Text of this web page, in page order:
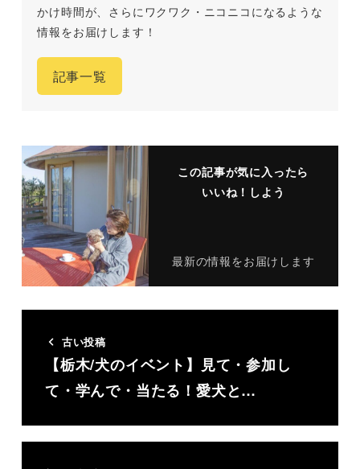
かけ時間が、さらにワクワク・ニコニコになるような
情報をお届けします！
記事一覧
この記事が気に入ったら
いいね！しよう
最新の情報をお届けします
古い投稿
【栃木/犬のイベント】見て・参加し
て・学んで・当たる！愛犬と…